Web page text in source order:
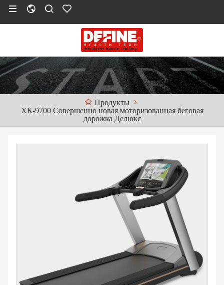
Продукты
ХК-9700 Совершенно новая моторизованная беговая
дорожка Делюкс